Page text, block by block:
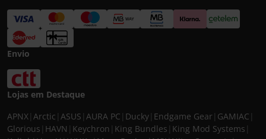
Envio
Lojas em Destaque
APNX Arctic ASUS AURA PC Ducky Endgame Gear GAMIAC
Glorious HAVN Keychron King Bundles King Mod Systems